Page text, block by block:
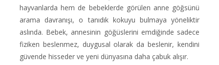
hayvanlarda hem de bebeklerde görülen anne göğsünü
arama davranışı, o tanıdık kokuyu bulmaya yöneliktir
aslında. Bebek, annesinin göğüslerini emdiğinde sadece
fiziken beslenmez, duygusal olarak da beslenir, kendini
güvende hisseder ve yeni dünyasına daha çabuk alışır.